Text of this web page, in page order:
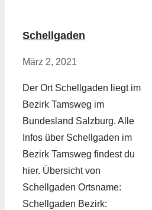
Schellgaden
März 2, 2021
Der Ort Schellgaden liegt im
Bezirk Tamsweg im
Bundesland Salzburg. Alle
Infos über Schellgaden im
Bezirk Tamsweg findest du
hier. Übersicht von
Schellgaden Ortsname:
Schellgaden Bezirk: